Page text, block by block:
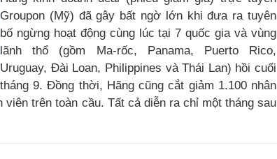
Groupon (Mỹ) đã gây bất ngờ lớn khi đưa ra tuyên
bố ngừng hoạt động cùng lúc tại 7 quốc gia và vùng
lãnh thổ (gồm Ma-rốc, Panama, Puerto Rico,
Uruguay, Đài Loan, Philippines và Thái Lan) hồi cuối
tháng 9. Đồng thời, Hãng cũng cắt giảm 1.100 nhân
trên toàn cầu. Tất cả diễn ra chỉ một tháng sau